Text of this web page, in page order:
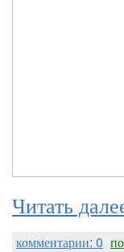
Читать
комментарии: 0